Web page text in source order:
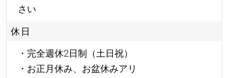
さい
休日
・完全週休2日制（土日祝）
・お正月休み、お盆休みアリ